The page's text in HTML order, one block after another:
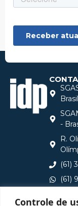
Controle de
-
R.
(61)
(61)